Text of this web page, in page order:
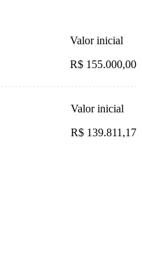
Valor inicial
R$ 155.000,00
Valor inicial
R$ 139.811,17